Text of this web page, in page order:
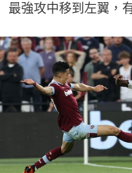
最強攻中移到左翼，